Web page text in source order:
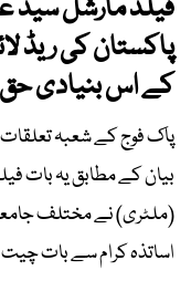
فیلڈ مارشل سید
کے اس بنیادی حق
پاک فوج کے شعبہ
بیان کے مطابق یہ بات
(ملٹری) نے مختلف
اساتذہ کرام سے بات